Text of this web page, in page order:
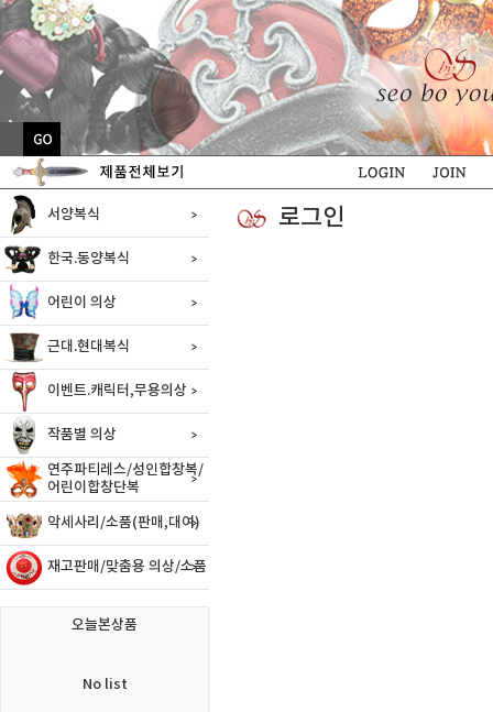
서양복식
한국.동양복식
어린이 의상
근대.현대복식
이벤트.캐릭터,무용의상
작품별 의상
연주파티레스/성인합창복/
어린이합창단복
악세사리/소품(판매,대여)
재고판매/맞춤용 의상/소품
오늘본상품
No list
로그인